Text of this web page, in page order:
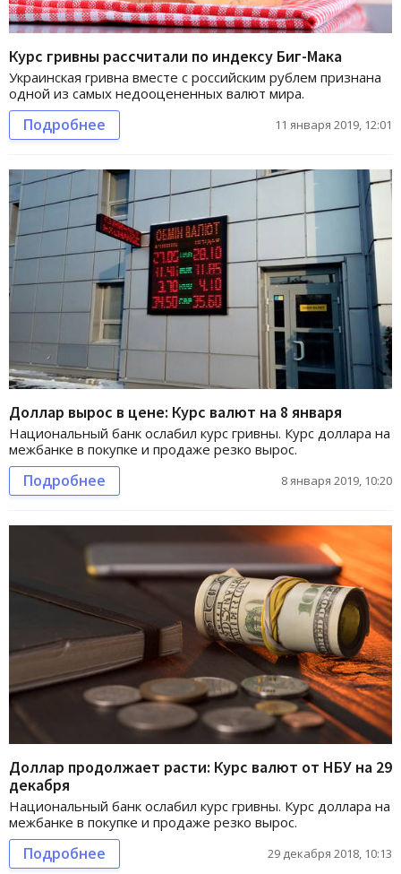
Курс гривны рассчитали по индексу Биг-Мака
Украинская гривна вместе с российским рублем признана
одной из самых недооцененных валют мира.
Подробнее 11 января 2019, 12:01
Доллар вырос в цене: Курс валют на 8 января
Национальный банк ослабил курс гривны. Курс доллара на
межбанке в покупке и продаже резко вырос.
Подробнее 8 января 2019, 10:20
Доллар продолжает расти: Курс валют от НБУ на 29
декабря
Национальный банк ослабил курс гривны. Курс доллара на
межбанке в покупке и продаже резко вырос.
Подробнее 29 декабря 2018, 10:13